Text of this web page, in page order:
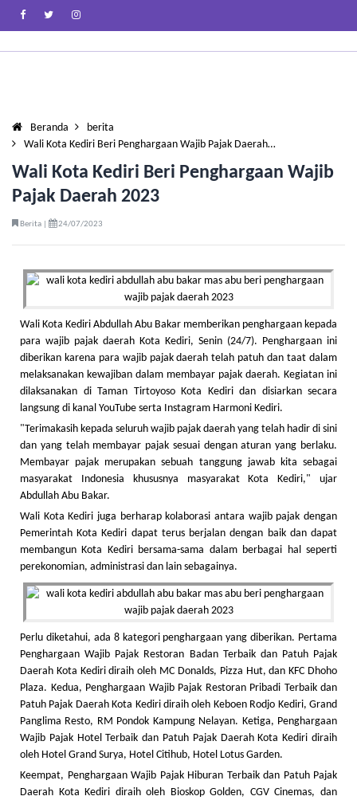
Beranda
berita
Wali Kota Kediri Beri Penghargaan Wajib Pajak Daerah…
Wali Kota Kediri Beri Penghargaan Wajib
Pajak Daerah 2023
Berita | 24/07/2023
Wali Kota Kediri Abdullah Abu Bakar memberikan penghargaan kepada
para wajib pajak daerah Kota Kediri, Senin (24/7). Penghargaan ini
diberikan karena para wajib pajak daerah telah patuh dan taat dalam
melaksanakan kewajiban dalam membayar pajak daerah. Kegiatan ini
dilaksanakan di Taman Tirtoyoso Kota Kediri dan disiarkan secara
langsung di kanal YouTube serta Instagram Harmoni Kediri.
"Terimakasih kepada seluruh wajib pajak daerah yang telah hadir di sini
dan yang telah membayar pajak sesuai dengan aturan yang berlaku.
Membayar pajak merupakan sebuah tanggung jawab kita sebagai
masyarakat Indonesia khususnya masyarakat Kota Kediri," ujar
Abdullah Abu Bakar.
Wali Kota Kediri juga berharap kolaborasi antara wajib pajak dengan
Pemerintah Kota Kediri dapat terus berjalan dengan baik dan dapat
membangun Kota Kediri bersama-sama dalam berbagai hal seperti
perekonomian, administrasi dan lain sebagainya.
Perlu diketahui, ada 8 kategori penghargaan yang diberikan. Pertama
Penghargaan Wajib Pajak Restoran Badan Terbaik dan Patuh Pajak
Daerah Kota Kediri diraih oleh MC Donalds, Pizza Hut, dan KFC Dhoho
Plaza. Kedua, Penghargaan Wajib Pajak Restoran Pribadi Terbaik dan
Patuh Pajak Daerah Kota Kediri diraih oleh Keboen Rodjo Kediri, Grand
Panglima Resto, RM Pondok Kampung Nelayan. Ketiga, Penghargaan
Wajib Pajak Hotel Terbaik dan Patuh Pajak Daerah Kota Kediri diraih
oleh Hotel Grand Surya, Hotel Citihub, Hotel Lotus Garden.
Keempat, Penghargaan Wajib Pajak Hiburan Terbaik dan Patuh Pajak
Daerah Kota Kediri diraih oleh Bioskop Golden, CGV Cinemas, dan